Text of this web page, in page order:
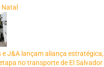
e J&A lançam aliança estratégica,
no transporte de El Salvador